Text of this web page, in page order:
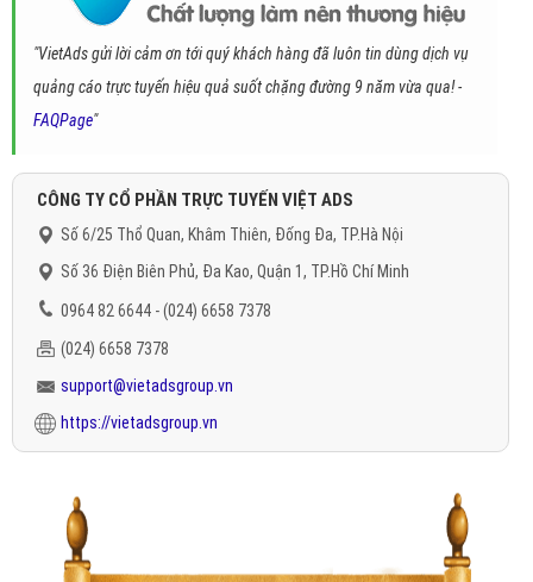
"VietAds gửi lời cảm ơn tới quý khách hàng đã luôn tin dùng dịch vụ
quảng cáo trực tuyến hiệu quả suốt chặng đường 9 năm vừa qua! -
FAQPage"
CÔNG TY CỔ PHẦN TRỰC TUYẾN VIỆT ADS
Số 6/25 Thổ Quan, Khâm Thiên, Đống Đa, TP.Hà Nội
Số 36 Điện Biên Phủ, Đa Kao, Quận 1, TP.Hồ Chí Minh
0964 82 6644 - (024) 6658 7378
(024) 6658 7378
support@vietadsgroup.vn
https://vietadsgroup.vn